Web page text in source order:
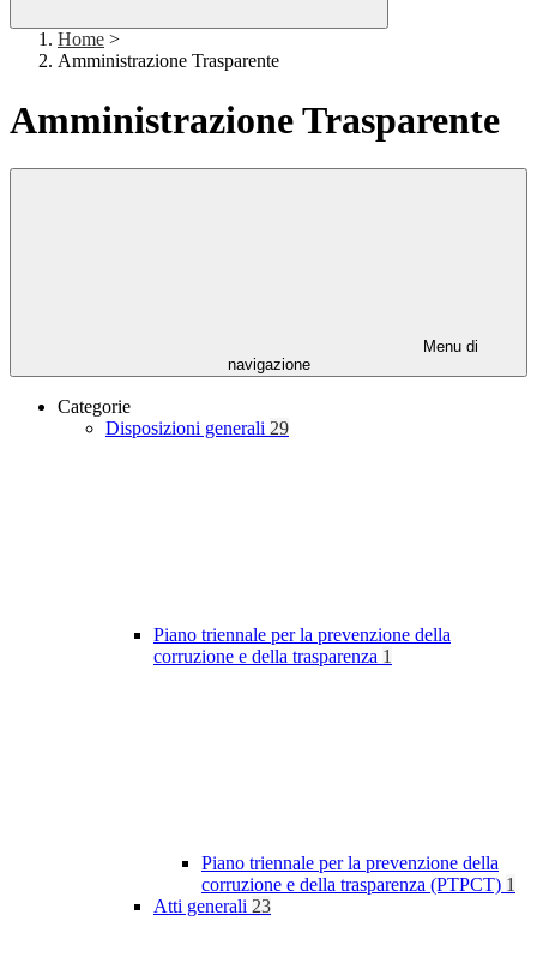
Home >
Amministrazione Trasparente
Amministrazione Trasparente
Menu di
navigazione
Categorie
Disposizioni generali 29
Piano triennale per la prevenzione della
corruzione e della trasparenza 1
Piano triennale per la prevenzione della
corruzione e della trasparenza (PTPCT) 1
Atti generali 23